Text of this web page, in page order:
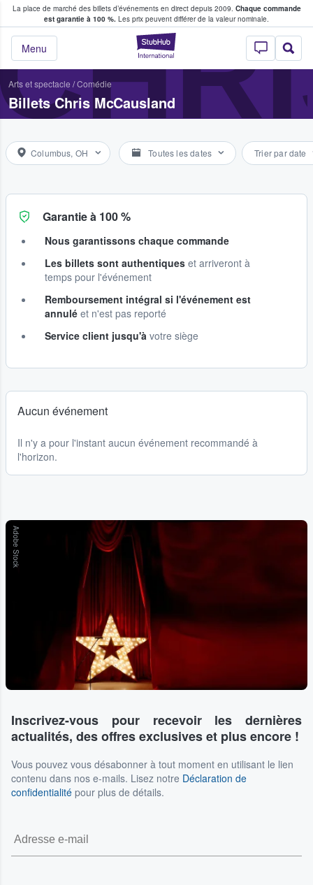
La place de marché des billets d’événements en direct depuis 2009. Chaque commande
est garantie à 100 %. Les prix peuvent différer de la valeur nominale.
StubHub - Où
Menu
fans achètent et vendent des billets
Arts et spectacle /Comédie
Billets Chris McCausland
Columbus, OH Toutes les dates Trier par date
Garantie à 100 %
Nous garantissons chaque commande
Les billets sont authentiques et arriveront à
temps pour l'événement
Remboursement intégral si l'événement est
annulé et n'est pas reporté
Service client jusqu'à votre siège
Aucun événement
Il n'y a pour l'instant aucun événement recommandé à
l'horizon.
Adobe Stock
Inscrivez-vous pour recevoir les dernières
actualités, des offres exclusives et plus encore !
Vous pouvez vous désabonner à tout moment en utilisant le lien
contenu dans nos e-mails. Lisez notre Déclaration de
confidentialité pour plus de détails.